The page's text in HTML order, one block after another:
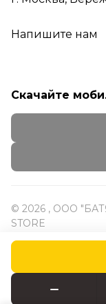
Напишите нам
Скачайте
© 2026 , ООО
STORE